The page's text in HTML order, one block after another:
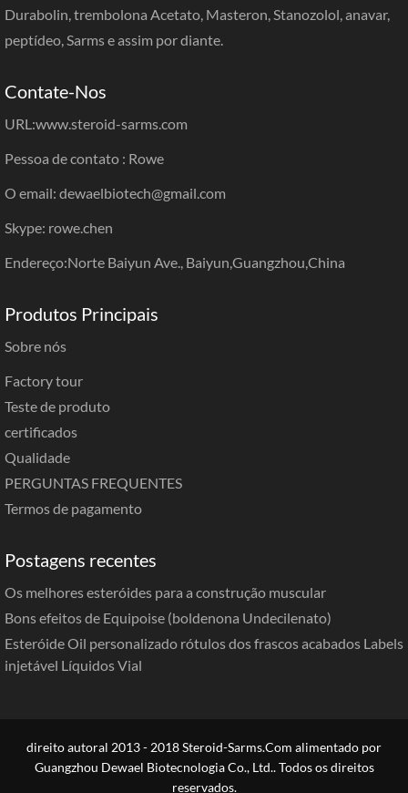
Durabolin, trembolona Acetato, Masteron, Stanozolol, anavar,
peptídeo, Sarms e assim por diante.
Contate-Nos
URL:www.steroid-sarms.com
Pessoa de contato : Rowe
O email: dewaelbiotech@gmail.com
Skype: rowe.chen
Endereço:Norte Baiyun Ave., Baiyun,Guangzhou,China
Produtos Principais
Sobre nós
Factory tour
Teste de produto
certificados
Qualidade
PERGUNTAS FREQUENTES
Termos de pagamento
Postagens recentes
Os melhores esteróides para a construção muscular
Bons efeitos de Equipoise (boldenona Undecilenato)
Esteróide Oil personalizado rótulos dos frascos acabados Labels
injetável Líquidos Vial
direito autoral 2013 - 2018 Steroid-Sarms.Com alimentado por
Guangzhou Dewael Biotecnologia Co., Ltd.. Todos os direitos
reservados.